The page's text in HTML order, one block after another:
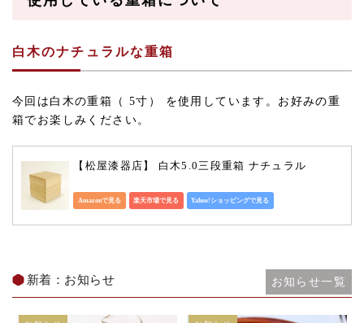
白木のナチュラルな重箱
今回は白木の重箱（ 5寸） を使用しています。お好みの重
箱でお楽しみください。
【松屋漆器店】 白木5.0三段重箱 ナチュラル
Amazonで見る 楽天市場で見る Yahoo!ショッピングで見る
新着：お知らせ お知らせ一覧